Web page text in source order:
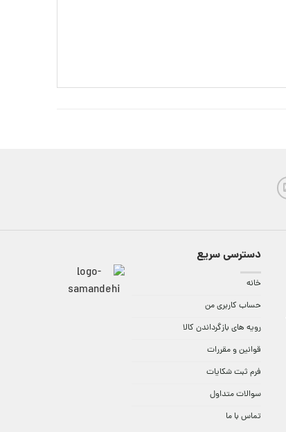
دسترسی سریع
خانه
حساب کاربری من
رویه های بازگرداندن کالا
قوانین و مقررات
فرم ثبت شکایات
سوالات متداول
تماس با ما